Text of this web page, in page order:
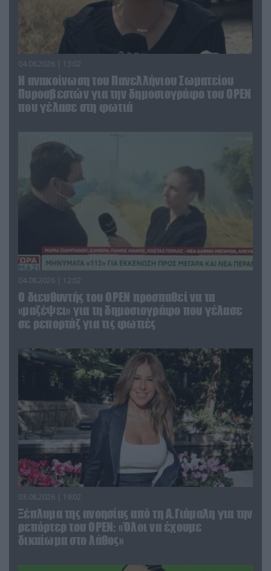
04.08.2026 | 13:02
Η ανακοίνωση του Πανελλήνιου Σωματείου
Πυροσβεστών για την δημοσιογράφο του OPEN
που γέλασε στη φωτιά
04.08.2026 | 12:02
O διευθυντής του OPEN προσπαθεί να τα
«μαζέψει» για τη δημοσιογράφο που γέλασε
σε ρεπορτάζ για τις φωτιές
03.08.2026 | 19:02
Ξέπλυμα της ανοησίας από τη Α.Γιάμαλη για την
ρεπόρτερ του ΟΡΕΝ: «Όλοι να έχουμε
δικαίωμα στο λάθος»